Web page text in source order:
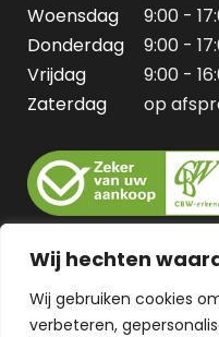
Wij hechten
Wij gebruiken cookies
verbeteren,
Woensdag
9:00 -
Donderdag
9:00 -
Vrijdag
9:00 -
Zaterdag
op